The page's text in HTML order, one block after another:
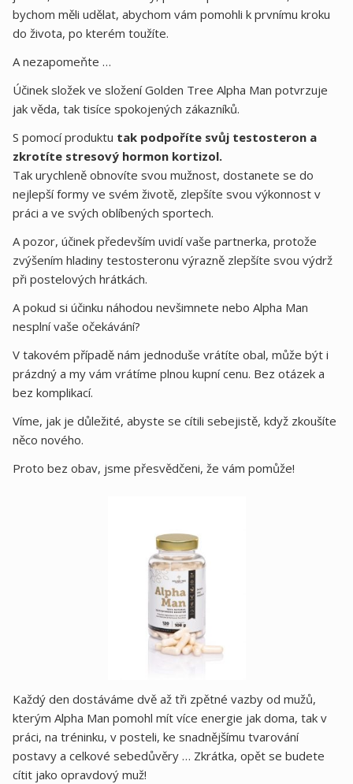
bychom měli udělat, abychom vám pomohli k prvnímu kroku
do života, po kterém toužíte.
A nezapomeňte …
Účinek složek ve složení Golden Tree Alpha Man potvrzuje
jak věda, tak tisíce spokojených zákazníků.
S pomocí produktu tak podpoříte svůj testosteron a
zkrotíte stresový hormon kortizol.
Tak urychleně obnovíte svou mužnost, dostanete se do
nejlepší formy ve svém životě, zlepšíte svou výkonnost v
práci a ve svých oblíbených sportech.
A pozor, účinek především uvidí vaše partnerka, protože
zvýšením hladiny testosteronu výrazně zlepšíte svou výdrž
při postelových hrátkách.
A pokud si účinku náhodou nevšimnete nebo Alpha Man
nesplní vaše očekávání?
V takovém případě nám jednoduše vrátíte obal, může být i
prázdný a my vám vrátíme plnou kupní cenu. Bez otázek a
bez komplikací.
Víme, jak je důležité, abyste se cítili sebejistě, když zkoušíte
něco nového.
Proto bez obav, jsme přesvědčeni, že vám pomůže!
Každý den dostáváme dvě až tři zpětné vazby od mužů,
kterým Alpha Man pomohl mít více energie jak doma, tak v
práci, na tréninku, v posteli, ke snadnějšímu tvarování
postavy a celkové sebedůvěry … Zkrátka, opět se budete
cítit jako opravdový muž!